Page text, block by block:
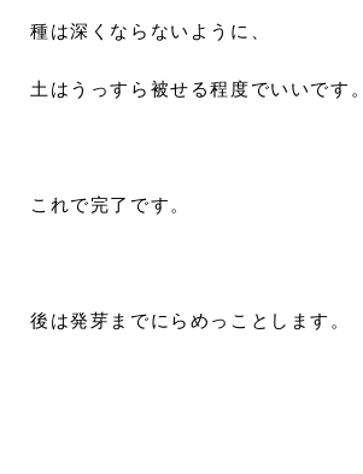
種は深くならないように、
土はうっすら被せる程度でいいです。
これで完了です。
後は発芽までにらめっことします。